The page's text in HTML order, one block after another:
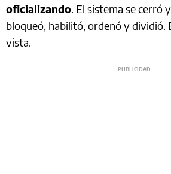
oficializando. El sistema se cerró
bloqueó, habilitó, ordenó y dividió.
vista.